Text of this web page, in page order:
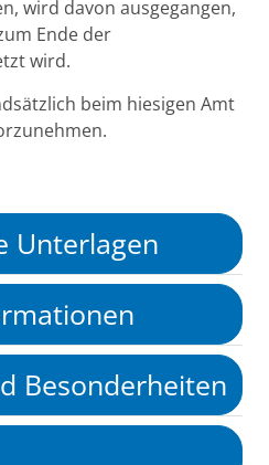
wird davon ausgegangen,
Ende der
wird.
beim hiesigen Amt
Unterlagen
Besonderheiten